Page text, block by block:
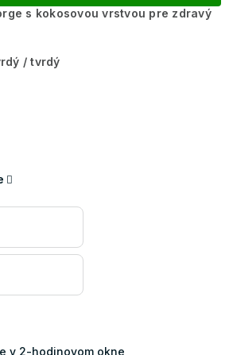
s kokosovou vrstvou pre zdravý
/ tvrdý
v 2-hodinovom okne